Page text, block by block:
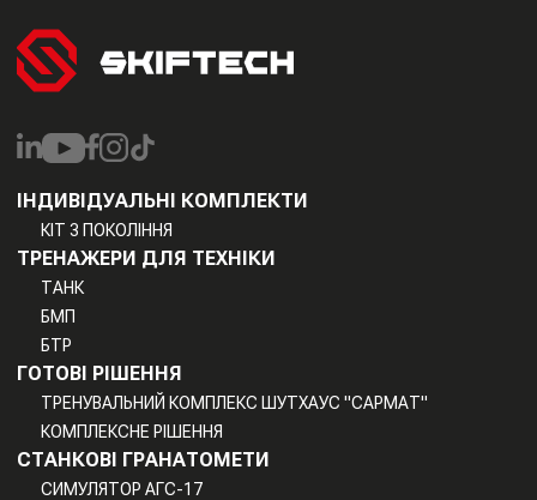
ІНДИВІДУАЛЬНІ КОМПЛЕКТИ
КІТ 3 ПОКОЛІННЯ
ТРЕНАЖЕРИ ДЛЯ ТЕХНІКИ
ТАНК
БМП
БТР
ГОТОВІ РІШЕННЯ
ТРЕНУВАЛЬНИЙ КОМПЛЕКС ШУТХАУС "САРМАТ"
КОМПЛЕКСНЕ РІШЕННЯ
СТАНКОВІ ГРАНАТОМЕТИ
СИМУЛЯТОР АГС-17